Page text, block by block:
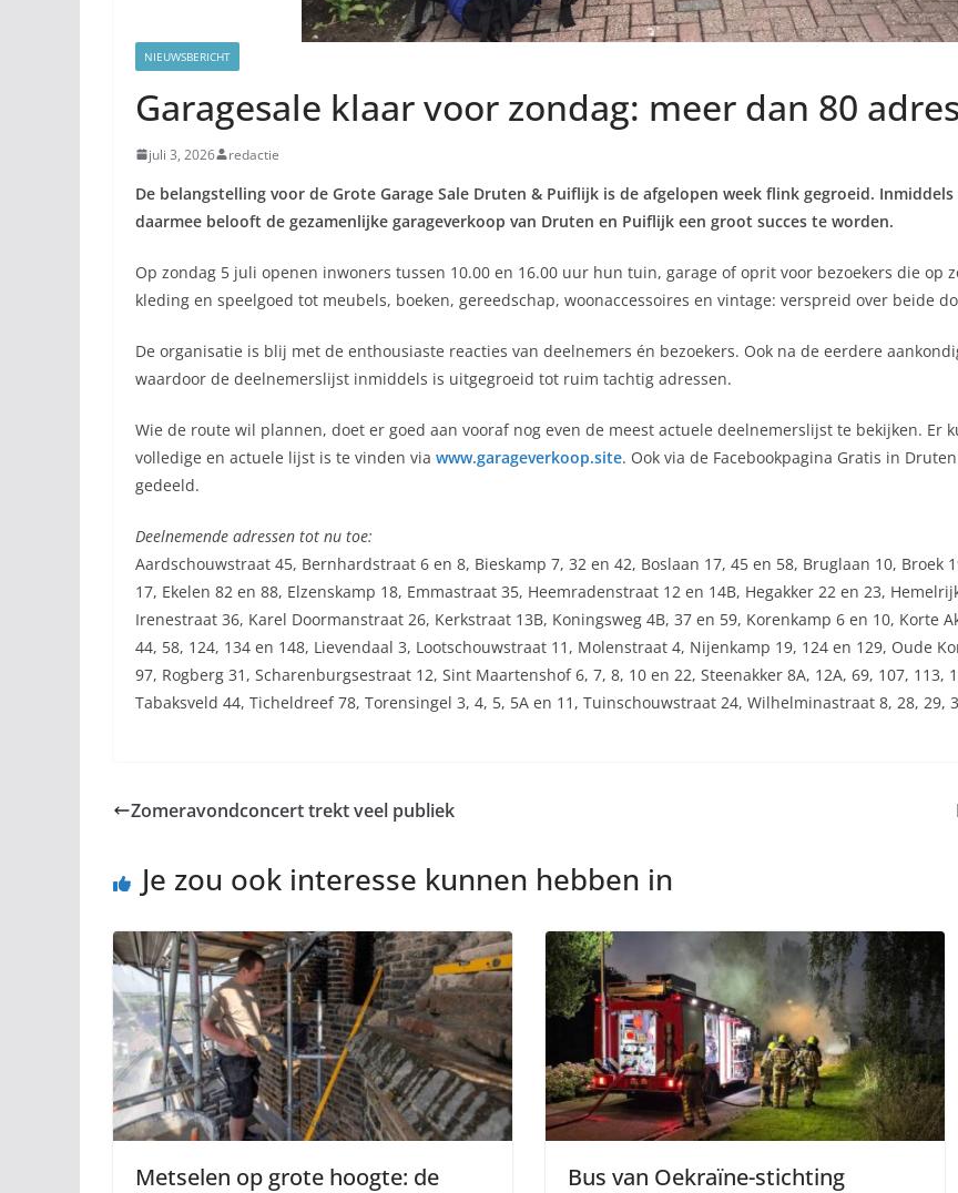
NIEUWSBERICHT
Garagesale klaar voor zondag: meer dan 80
juli 3, 2026 redactie
De belangstelling voor de Grote Garage Sale Druten & Puiflijk is de afgelopen week flink gegroeid.
daarmee belooft de gezamenlijke garageverkoop van Druten en Puiflijk een groot succes te worden.
Op zondag 5 juli openen inwoners tussen 10.00 en 16.00 uur hun tuin, garage of oprit voor bezoekers die op
kleding en speelgoed tot meubels, boeken, gereedschap, woonaccessoires en vintage: verspreid over beide
De organisatie is blij met de enthousiaste reacties van deelnemers én bezoekers. Ook na de eerdere
waardoor de deelnemerslijst inmiddels is uitgegroeid tot ruim tachtig adressen.
Wie de route wil plannen, doet er goed aan vooraf nog even de meest actuele deelnemerslijst te bekijken. Er
volledige en actuele lijst is te vinden via www.garageverkoop.site. Ook via de Facebookpagina Gratis in
gedeeld.
Deelnemende adressen tot nu toe:
Aardschouwstraat 45, Bernhardstraat 6 en 8, Bieskamp 7, 32 en 42, Boslaan 17, 45 en 58, Bruglaan 10,
17, Ekelen 82 en 88, Elzenskamp 18, Emmastraat 35, Heemradenstraat 12 en 14B, Hegakker 22 en 23,
Irenestraat 36, Karel Doormanstraat 26, Kerkstraat 13B, Koningsweg 4B, 37 en 59, Korenkamp 6 en 10, Korte
44, 58, 124, 134 en 148, Lievendaal 3, Lootschouwstraat 11, Molenstraat 4, Nijenkamp 19, 124 en 129, Oude
97, Rogberg 31, Scharenburgsestraat 12, Sint Maartenshof 6, 7, 8, 10 en 22, Steenakker 8A, 12A, 69, 107, 113,
Tabaksveld 44, Ticheldreef 78, Torensingel 3, 4, 5, 5A en 11, Tuinschouwstraat 24, Wilhelminastraat 8, 28, 29,
Zomeravondconcert trekt veel publiek
Je zou ook interesse kunnen hebben in
Metselen op grote hoogte: de
Bus van Oekraïne-stichting